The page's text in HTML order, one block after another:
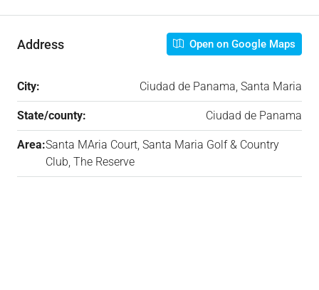
Address Open on Google Maps
City: Ciudad de Panama, Santa Maria
State/county: Ciudad de Panama
Area:Santa MAria Court, Santa Maria Golf & Country
Club, The Reserve